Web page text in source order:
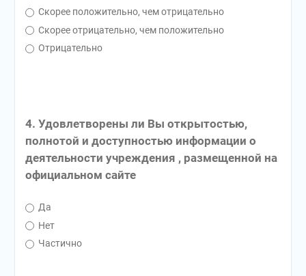
Скорее положительно, чем отрицательно
Скорее отрицательно, чем положительно
Отрицательно
4. Удовлетворены ли Вы открытостью,
полнотой и доступностью информации о
деятельности учреждения , размещенной на
официальном сайте
Да
Нет
Частично